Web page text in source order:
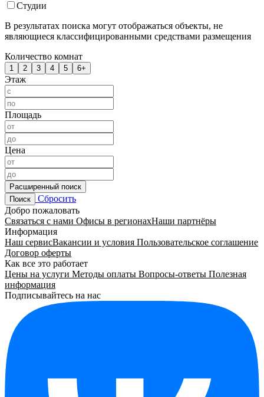
Студии
В результатах поиска могут отображаться объекты, не
являющиеся классифицированными средствами размещения
Количество комнат
1 2 3 4 5 6+
Этаж
Площадь
Цена
Расширенный поиск
Поиск
Сбросить
Добро пожаловать
Связаться с нами Офисы в регионахНаши партнёры
Информация
Наш сервисВакансии и условия Пользовательское соглашение
Договор оферты
Как все это работает
Цены на услуги Методы оплаты Вопросы-ответы Полезная
информация
Подписывайтесь на нас